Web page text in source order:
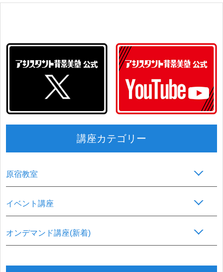
講座カテゴリー
原宿教室
イベント講座
オンデマンド講座(新着)